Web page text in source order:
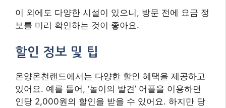
이 외에도 다양한 시설이 있으니, 방문 전에 요금 정
보를 미리 확인하는 것이 좋아요.
할인 정보 및 팁
온양온천랜드에서는 다양한 할인 혜택을 제공하고
있어요. 예를 들어, ‘놀이의 발견’ 어플을 이용하면
인당 2,000원의 할인을 받을 수 있어요. 하지만 당